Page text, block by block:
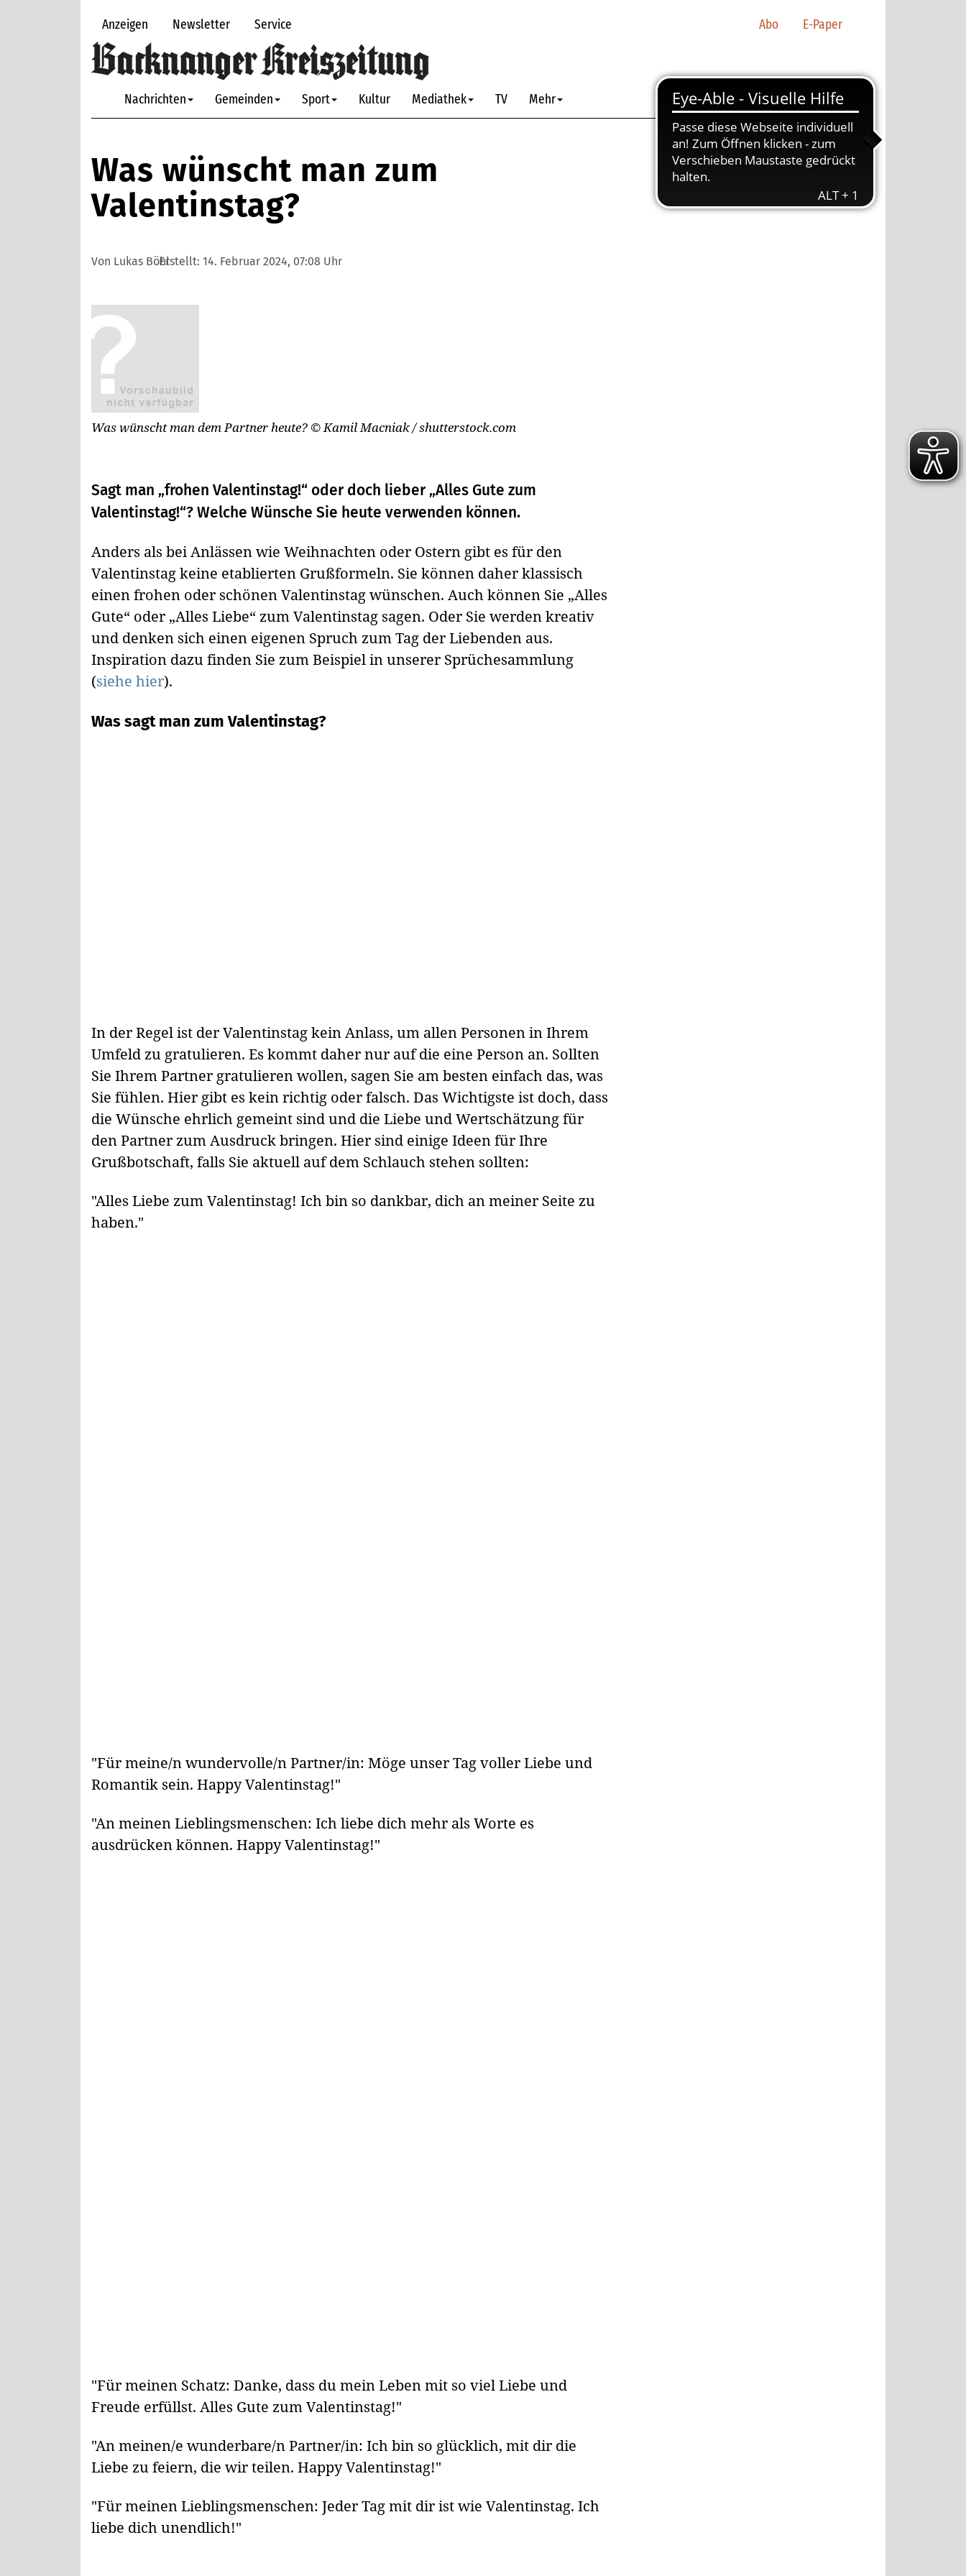
Anzeigen Newsletter Service Abo E-Paper
Nachrichten Gemeinden Sport Kultur Mediathek TV Mehr
Was wünscht man zum
Valentinstag?
Von Lukas BöhlErstellt: 14. Februar 2024, 07:08 Uhr
Was wünscht man dem Partner heute? © Kamil Macniak / shutterstock.com
Sagt man „frohen Valentinstag!“ oder doch lieber „Alles Gute zum
Valentinstag!“? Welche Wünsche Sie heute verwenden können.
Anders als bei Anlässen wie Weihnachten oder Ostern gibt es für den
Valentinstag keine etablierten Grußformeln. Sie können daher klassisch
einen frohen oder schönen Valentinstag wünschen. Auch können Sie „Alles
Gute“ oder „Alles Liebe“ zum Valentinstag sagen. Oder Sie werden kreativ
und denken sich einen eigenen Spruch zum Tag der Liebenden aus.
Inspiration dazu finden Sie zum Beispiel in unserer Sprüchesammlung
(siehe hier).
Was sagt man zum Valentinstag?
In der Regel ist der Valentinstag kein Anlass, um allen Personen in Ihrem
Umfeld zu gratulieren. Es kommt daher nur auf die eine Person an. Sollten
Sie Ihrem Partner gratulieren wollen, sagen Sie am besten einfach das, was
Sie fühlen. Hier gibt es kein richtig oder falsch. Das Wichtigste ist doch, dass
die Wünsche ehrlich gemeint sind und die Liebe und Wertschätzung für
den Partner zum Ausdruck bringen. Hier sind einige Ideen für Ihre
Grußbotschaft, falls Sie aktuell auf dem Schlauch stehen sollten:
"Alles Liebe zum Valentinstag! Ich bin so dankbar, dich an meiner Seite zu
haben."
"Für meine/n wundervolle/n Partner/in: Möge unser Tag voller Liebe und
Romantik sein. Happy Valentinstag!"
"An meinen Lieblingsmenschen: Ich liebe dich mehr als Worte es
ausdrücken können. Happy Valentinstag!"
"Für meinen Schatz: Danke, dass du mein Leben mit so viel Liebe und
Freude erfüllst. Alles Gute zum Valentinstag!"
"An meinen/e wunderbare/n Partner/in: Ich bin so glücklich, mit dir die
Liebe zu feiern, die wir teilen. Happy Valentinstag!"
"Für meinen Lieblingsmenschen: Jeder Tag mit dir ist wie Valentinstag. Ich
liebe dich unendlich!"